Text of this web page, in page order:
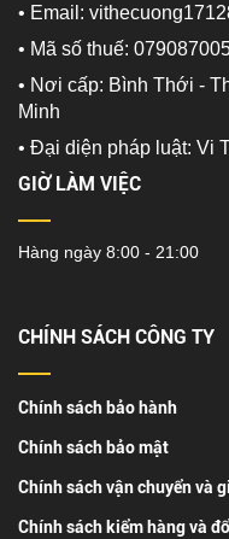
• Email:
• Mã số thuế:
• Nơi cấp: Bình Thới -
Minh
• Đại diện pháp luật: Vi
GIỜ LÀM VIỆC
Hàng ngày 8:00 - 21:00
CHÍNH SÁCH CÔNG TY
Chính sách bảo hành
Chính sách bảo mật
Chính sách vận chuyển và
Chính sách kiểm hàng và